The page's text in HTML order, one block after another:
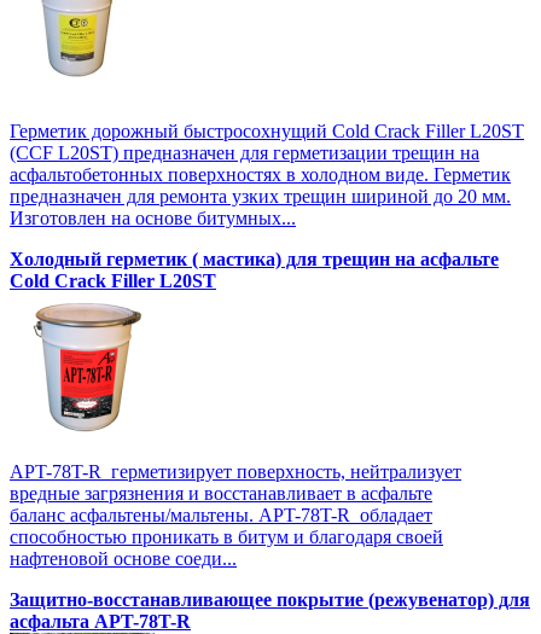
Герметик дорожный быстросохнущий Cold Crack Filler L20SТ
(CCF L20SТ) предназначен для герметизации трещин на
асфальтобетонных поверхностях в холодном виде. Герметик
предназначен для ремонта узких трещин шириной до 20 мм.
Изготовлен на основе битумных...
Холодный герметик ( мастика) для трещин на асфальте
Cold Crack Filler L20SТ
APT-78T-R герметизирует поверхность, нейтрализует
вредные загрязнения и восстанавливает в асфальте
баланс асфальтены/мальтены. APT-78T-R обладает
способностью проникать в битум и благодаря своей
нафтеновой основе соеди...
Защитно-восстанавливающее покрытие (режувенатор) для
асфальта APT-78T-R